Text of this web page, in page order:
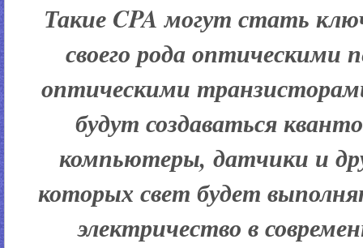
Такие CPA могут стать
своего рода оптическими
оптическими
будут создаваться
компьютеры, датчики и
которых свет будет
электричество в